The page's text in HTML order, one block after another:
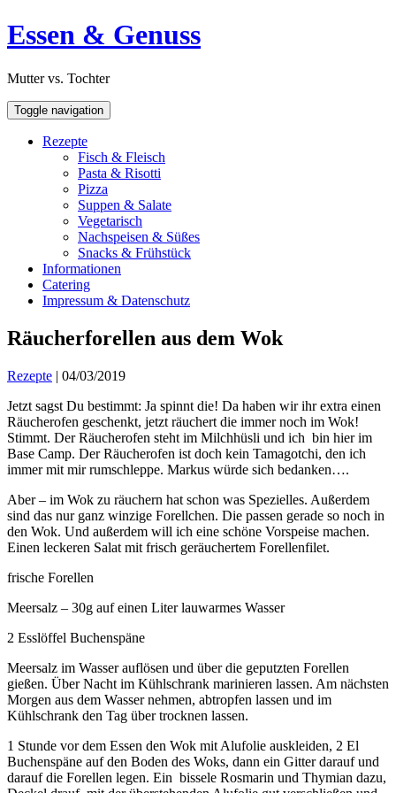
Skip
to
Open
Sidebar
Essen & Genuss
Mutter vs. Tochter
Toggle navigation
Rezepte
Fisch & Fleisch
Pasta & Risotti
Pizza
Suppen & Salate
Vegetarisch
Nachspeisen & Süßes
Snacks & Frühstück
Informationen
Catering
Impressum & Datenschutz
Räucherforellen aus dem Wok
Rezepte | 04/03/2019
Jetzt sagst Du bestimmt: Ja spinnt die! Da haben wir ihr extra einen
Räucherofen geschenkt, jetzt räuchert die immer noch im Wok!
Stimmt. Der Räucherofen steht im Milchhüsli und ich bin hier im
Base Camp. Der Räucherofen ist doch kein Tamagotchi, den ich
immer mit mir rumschleppe. Markus würde sich bedanken….
Aber – im Wok zu räuchern hat schon was Spezielles. Außerdem
sind das nur ganz winzige Forellchen. Die passen gerade so noch in
den Wok. Und außerdem will ich eine schöne Vorspeise machen.
Einen leckeren Salat mit frisch geräuchertem Forellenfilet.
frische Forellen
Meersalz – 30g auf einen Liter lauwarmes Wasser
2 Esslöffel Buchenspäne
Meersalz im Wasser auflösen und über die geputzten Forellen
gießen. Über Nacht im Kühlschrank marinieren lassen. Am nächsten
Morgen aus dem Wasser nehmen, abtropfen lassen und im
Kühlschrank den Tag über trocknen lassen.
1 Stunde vor dem Essen den Wok mit Alufolie auskleiden, 2 El
Buchenspäne auf den Boden des Woks, dann ein Gitter darauf und
darauf die Forellen legen. Ein bissele Rosmarin und Thymian dazu,